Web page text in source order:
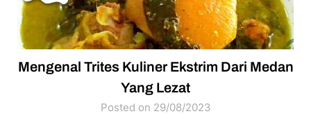
Mengenal Trites Kuliner Ekstrim Dari Medan
Yang Lezat
Posted on 29/08/2023